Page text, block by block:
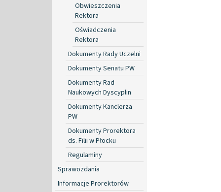
Obwieszczenia
Rektora
Oświadczenia
Rektora
Dokumenty Rady Uczelni
Dokumenty Senatu PW
Dokumenty Rad
Naukowych Dyscyplin
Dokumenty Kanclerza
PW
Dokumenty Prorektora
ds. Filii w Płocku
Regulaminy
Sprawozdania
Informacje Prorektorów